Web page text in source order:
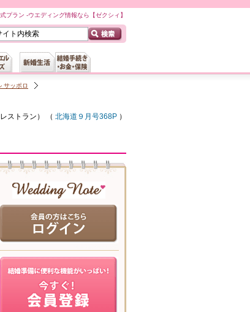
プラン -ウエディング情報なら【ゼクシィ】
サッポロ
レストラン ） （ 北海道９月号368P ）